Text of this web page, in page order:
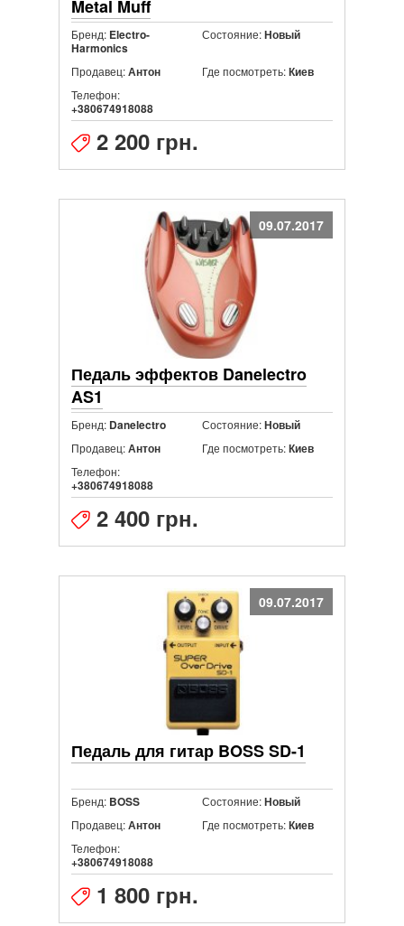
Metal Muff
Бренд: Electro-
Harmonics
Состояние:Новый
Продавец:Антон Где посмотреть:Киев
Телефон:
+380674918088
2 200 грн.
09.07.2017
Педаль эффектов Danelectro
AS1
Бренд: Danelectro Состояние:Новый
Продавец:Антон Где посмотреть:Киев
Телефон:
+380674918088
2 400 грн.
09.07.2017
Педаль для гитар BOSS SD-1
Бренд: BOSS Состояние:Новый
Продавец:Антон Где посмотреть:Киев
Телефон:
+380674918088
1 800 грн.